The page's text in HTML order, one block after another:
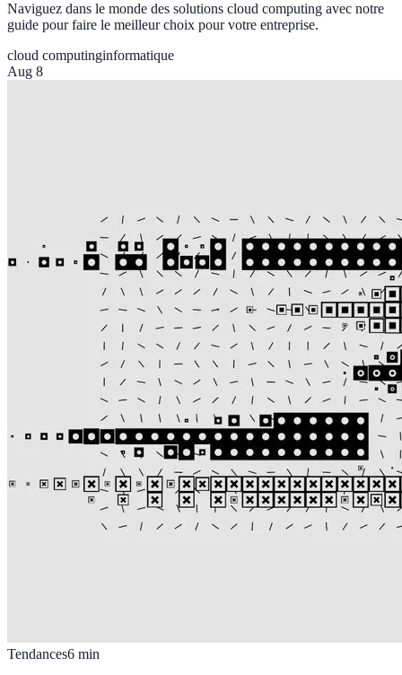
Naviguez dans le monde des solutions cloud computing avec notre
guide pour faire le meilleur choix pour votre entreprise.
cloud computinginformatique
Aug 8
Tendances6 min